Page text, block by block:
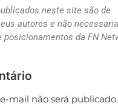
neste site são de
autores e não
da FN
mail não será publicado.